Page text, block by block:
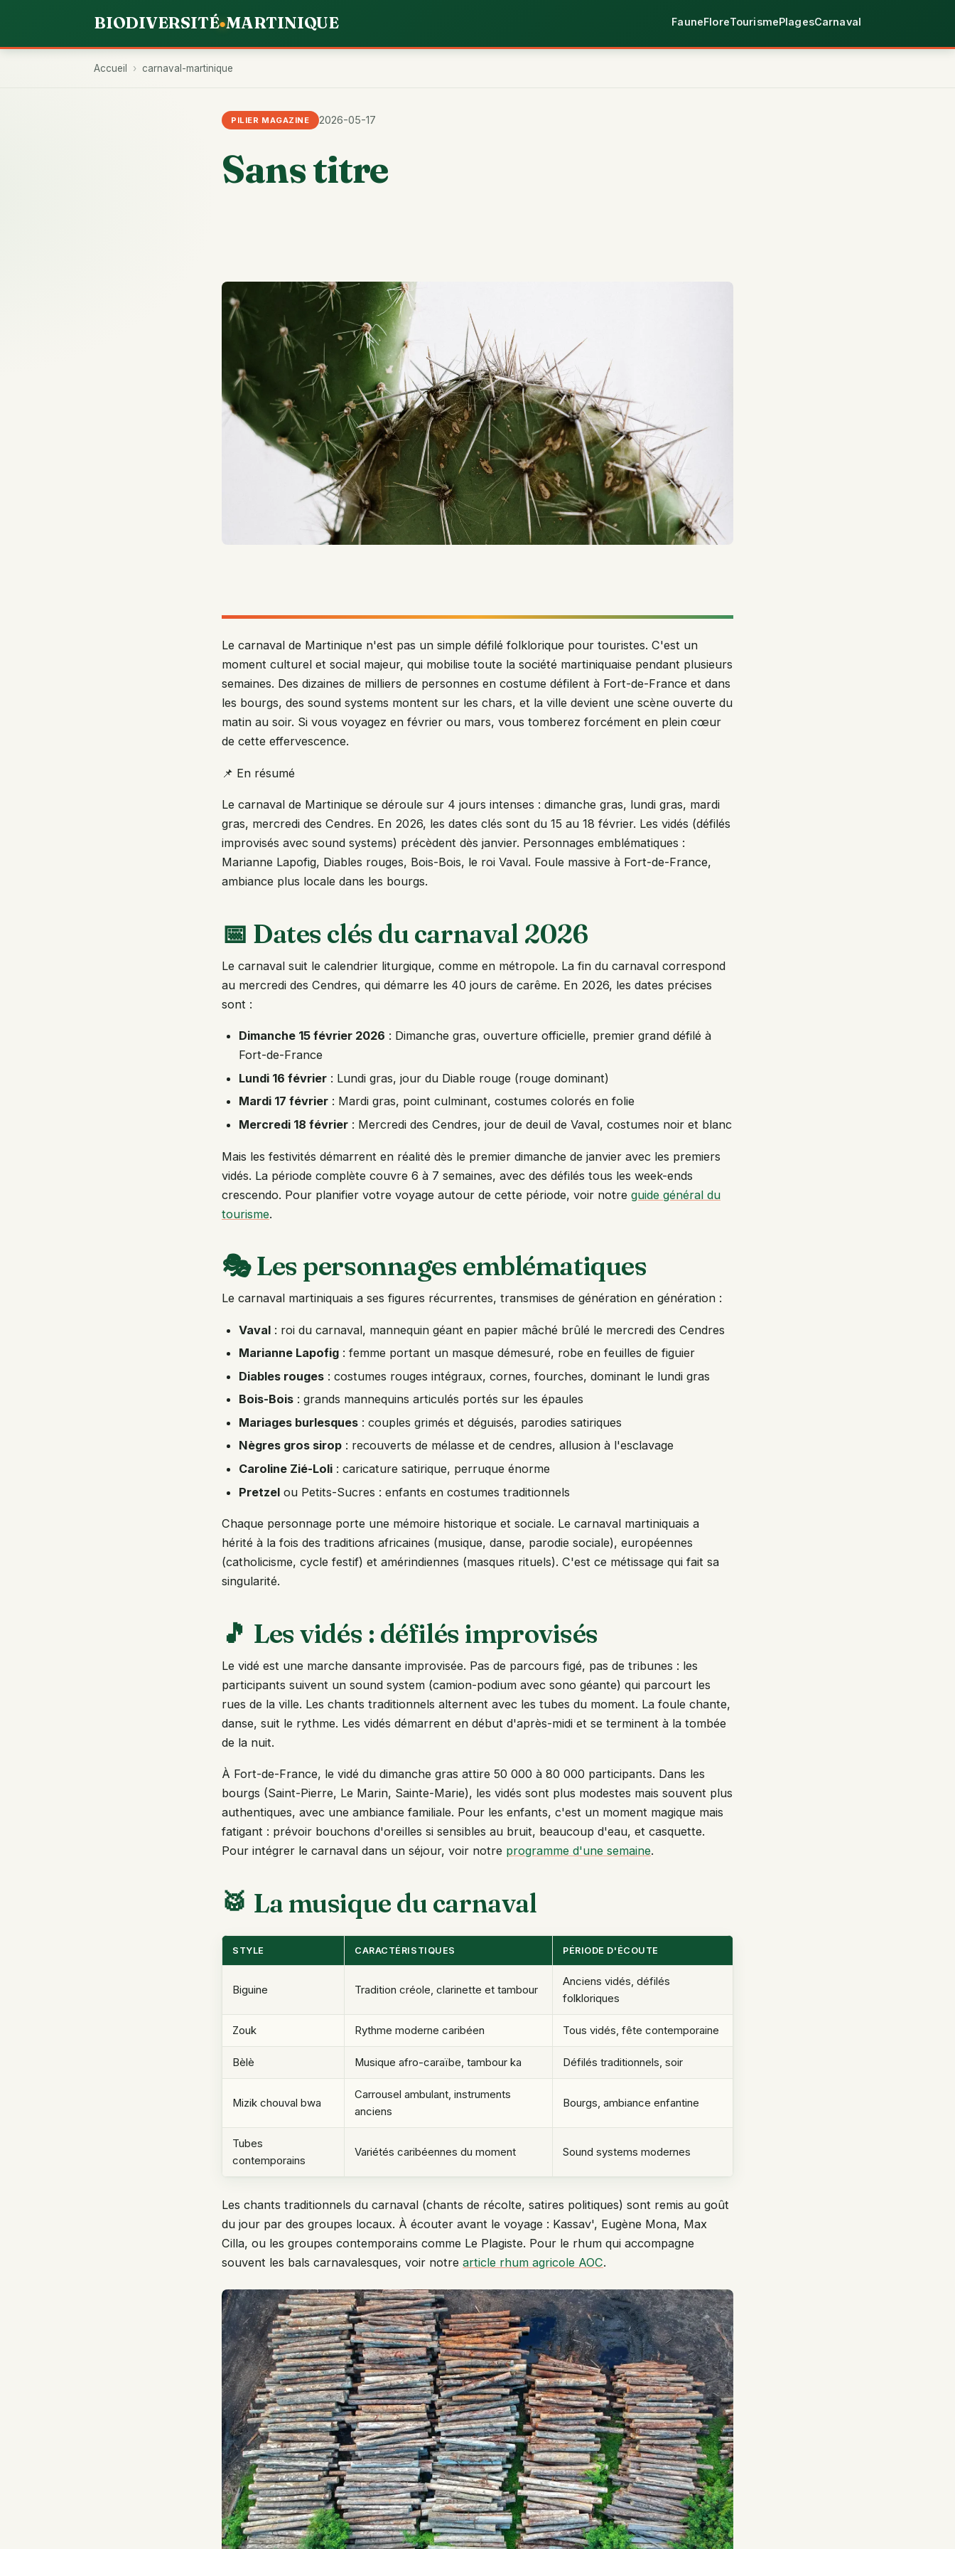
BIODIVERSITÉ●MARTINIQUE FauneFloreTourismePlagesCarnaval
Accueil › carnaval-martinique
PILIER MAGAZINE 2026-05-17
Sans titre
Le carnaval de Martinique n'est pas un simple défilé folklorique pour touristes. C'est un
moment culturel et social majeur, qui mobilise toute la société martiniquaise pendant plusieurs
semaines. Des dizaines de milliers de personnes en costume défilent à Fort-de-France et dans
les bourgs, des sound systems montent sur les chars, et la ville devient une scène ouverte du
matin au soir. Si vous voyagez en février ou mars, vous tomberez forcément en plein cœur
de cette effervescence.
📌 En résumé
Le carnaval de Martinique se déroule sur 4 jours intenses : dimanche gras, lundi gras, mardi
gras, mercredi des Cendres. En 2026, les dates clés sont du 15 au 18 février. Les vidés (défilés
improvisés avec sound systems) précèdent dès janvier. Personnages emblématiques :
Marianne Lapofig, Diables rouges, Bois-Bois, le roi Vaval. Foule massive à Fort-de-France,
ambiance plus locale dans les bourgs.
📅 Dates clés du carnaval 2026
Le carnaval suit le calendrier liturgique, comme en métropole. La fin du carnaval correspond
au mercredi des Cendres, qui démarre les 40 jours de carême. En 2026, les dates précises
sont :
Dimanche 15 février 2026 : Dimanche gras, ouverture officielle, premier grand défilé à
Fort-de-France
Lundi 16 février : Lundi gras, jour du Diable rouge (rouge dominant)
Mardi 17 février : Mardi gras, point culminant, costumes colorés en folie
Mercredi 18 février : Mercredi des Cendres, jour de deuil de Vaval, costumes noir et blanc
Mais les festivités démarrent en réalité dès le premier dimanche de janvier avec les premiers
vidés. La période complète couvre 6 à 7 semaines, avec des défilés tous les week-ends
crescendo. Pour planifier votre voyage autour de cette période, voir notre guide général du
tourisme.
🎭 Les personnages emblématiques
Le carnaval martiniquais a ses figures récurrentes, transmises de génération en génération :
Vaval : roi du carnaval, mannequin géant en papier mâché brûlé le mercredi des Cendres
Marianne Lapofig : femme portant un masque démesuré, robe en feuilles de figuier
Diables rouges : costumes rouges intégraux, cornes, fourches, dominant le lundi gras
Bois-Bois : grands mannequins articulés portés sur les épaules
Mariages burlesques : couples grimés et déguisés, parodies satiriques
Nègres gros sirop : recouverts de mélasse et de cendres, allusion à l'esclavage
Caroline Zié-Loli : caricature satirique, perruque énorme
Pretzel ou Petits-Sucres : enfants en costumes traditionnels
Chaque personnage porte une mémoire historique et sociale. Le carnaval martiniquais a
hérité à la fois des traditions africaines (musique, danse, parodie sociale), européennes
(catholicisme, cycle festif) et amérindiennes (masques rituels). C'est ce métissage qui fait sa
singularité.
🎵 Les vidés : défilés improvisés
Le vidé est une marche dansante improvisée. Pas de parcours figé, pas de tribunes : les
participants suivent un sound system (camion-podium avec sono géante) qui parcourt les
rues de la ville. Les chants traditionnels alternent avec les tubes du moment. La foule chante,
danse, suit le rythme. Les vidés démarrent en début d'après-midi et se terminent à la tombée
de la nuit.
À Fort-de-France, le vidé du dimanche gras attire 50 000 à 80 000 participants. Dans les
bourgs (Saint-Pierre, Le Marin, Sainte-Marie), les vidés sont plus modestes mais souvent plus
authentiques, avec une ambiance familiale. Pour les enfants, c'est un moment magique mais
fatigant : prévoir bouchons d'oreilles si sensibles au bruit, beaucoup d'eau, et casquette.
Pour intégrer le carnaval dans un séjour, voir notre programme d'une semaine.
🥁 La musique du carnaval
STYLE CARACTÉRISTIQUES PÉRIODE D'ÉCOUTE
Biguine Tradition créole, clarinette et tambour
Anciens vidés, défilés
folkloriques
Zouk Rythme moderne caribéen Tous vidés, fête contemporaine
Bèlè Musique afro-caraïbe, tambour ka Défilés traditionnels, soir
Mizik chouval bwa
Carrousel ambulant, instruments
anciens
Bourgs, ambiance enfantine
Tubes
contemporains
Variétés caribéennes du moment Sound systems modernes
Les chants traditionnels du carnaval (chants de récolte, satires politiques) sont remis au goût
du jour par des groupes locaux. À écouter avant le voyage : Kassav', Eugène Mona, Max
Cilla, ou les groupes contemporains comme Le Plagiste. Pour le rhum qui accompagne
souvent les bals carnavalesques, voir notre article rhum agricole AOC.